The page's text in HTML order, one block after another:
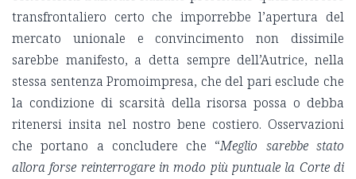
transfrontaliero certo che imporrebbe l’apertura del
mercato unionale e convincimento non dissimile
sarebbe manifesto, a detta sempre dell’Autrice, nella
stessa sentenza Promoimpresa, che del pari esclude che
la condizione di scarsità della risorsa possa o debba
ritenersi insita nel nostro bene costiero. Osservazioni
che portano a concludere che “Meglio sarebbe stato
allora forse reinterrogare in modo più puntuale la Corte di